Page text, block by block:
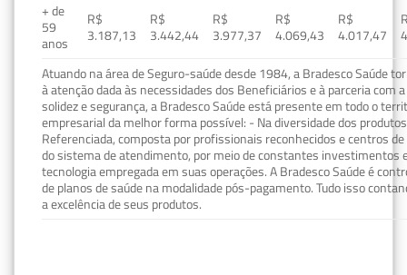
+ de
59
anos
R$
3.187,13
R$
3.442,44
R$
3.977,37
R$
4.069,43
R$
4.017,47
Atuando na área de Seguro-saúde desde 1984, a Bradesco Saúde
à atenção dada às necessidades dos Beneficiários e à parceria com
solidez e segurança, a Bradesco Saúde está presente em todo o
empresarial da melhor forma possível: - Na diversidade dos
Referenciada, composta por profissionais reconhecidos e centros
do sistema de atendimento, por meio de constantes investimentos
tecnologia empregada em suas operações. A Bradesco Saúde é
de planos de saúde na modalidade pós-pagamento. Tudo isso
a excelência de seus produtos.